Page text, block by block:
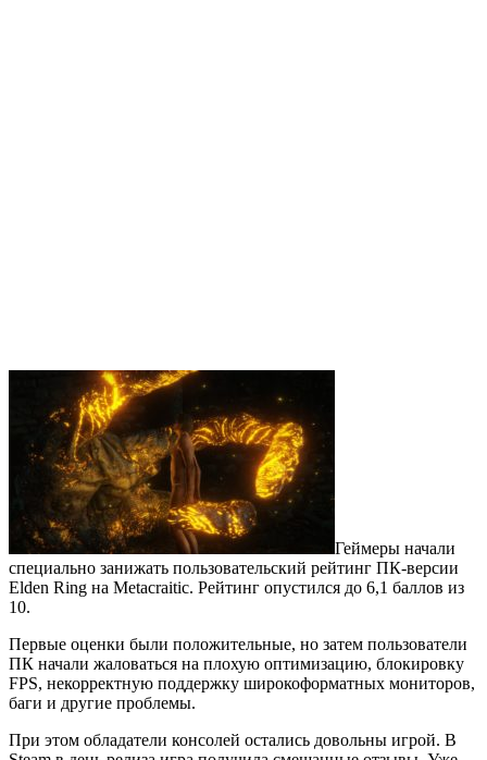
Геймеры начали
специально занижать пользовательский рейтинг ПК-версии
Elden Ring на Metacraitic. Рейтинг опустился до 6,1 баллов из
10.
Первые оценки были положительные, но затем пользователи
ПК начали жаловаться на плохую оптимизацию, блокировку
FPS, некорректную поддержку широкоформатных мониторов,
баги и другие проблемы.
При этом обладатели консолей остались довольны игрой. В